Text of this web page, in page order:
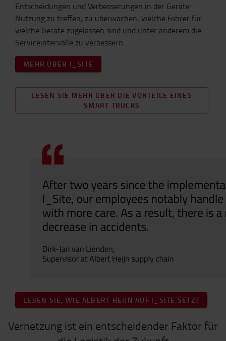
Entscheidungen und Verbesserungen in der Geräte-
Nutzung zu treffen, zu überwachen, welche Fahrer für
welche Geräte zugelassen sind und unter anderem die
Serviceintervalle zu verbessern.
MEHR ÜBER I_SITE
LESEN SIE MEHR ÜBER DIE VORTEILE EINES
SMART TRUCKS
LESEN SIE, WIE ALBERT HEIJN AUF I_SITE SETZT
Vernetzung ist ein entscheidender Faktor für